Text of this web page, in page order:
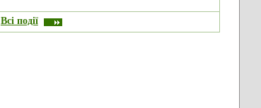
Всі події